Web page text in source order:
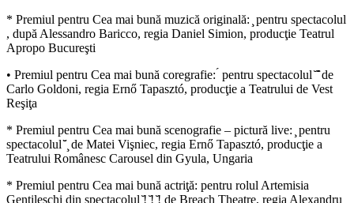
* Premiul pentru Cea mai bună muzică originală: ̧ pentru spectacolul
, după Alessandro Baricco, regia Daniel Simion, producţie Teatrul
Apropo Bucureşti
• Premiul pentru Cea mai bună coregrafie: ́ pentru spectacolul ̆ ̆̂ de
Carlo Goldoni, regia Ernő Tapasztó, producţie a Teatrului de Vest
Reşiţa
* Premiul pentru Cea mai bună scenografie – pictură live: ̧ pentru
spectacolul ̆̆ ̧ de Matei Vişniec, regia Ernő Tapasztó, producţie a
Teatrului Românesc Carousel din Gyula, Ungaria
* Premiul pentru Cea mai bună actriţă: pentru rolul Artemisia
Gentileschi din spectacolul ̆! ̆! ̆! de Breach Theatre, regia Alexandru